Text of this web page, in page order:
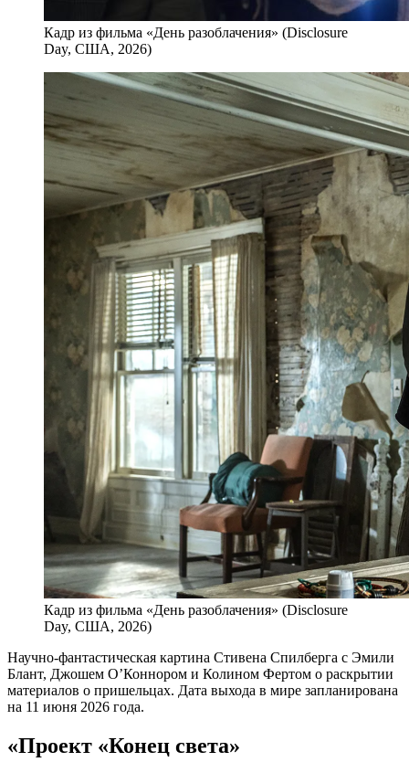
Кадр из фильма «День разоблачения» (Disclosure
Day, США, 2026)
Кадр из фильма «День разоблачения» (Disclosure
Day, США, 2026)
Научно-фантастическая картина Стивена Спилберга с Эмили
Блант, Джошем О’Коннором и Колином Фертом о раскрытии
материалов о пришельцах. Дата выхода в мире запланирована
на 11 июня 2026 года.
«Проект «Конец света»